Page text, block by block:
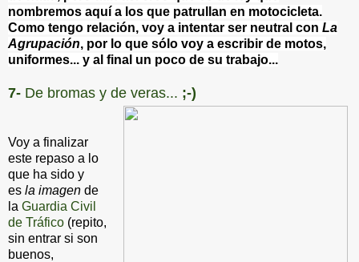
nombremos aquí a los que patrullan en motocicleta.
Como tengo relación, voy a intentar ser neutral con La
Agrupación, por lo que sólo voy a escribir de motos,
uniformes... y al final un poco de su trabajo...
7- De bromas y de veras... ;-)
Voy a finalizar
este repaso a lo
que ha sido y
es la imagen de
la Guardia Civil
de Tráfico (repito,
sin entrar si son
buenos,